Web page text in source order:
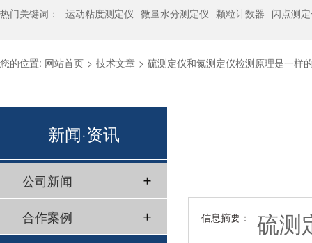
热门关键词： 运动粘度测定仪 微量水分测定仪 颗粒计数器 闪点测
您的位置: 网站首页 > 技术文章 > 硫测定仪和氮测定仪检测原理是一样
信息摘要：
硫测
新闻·资讯
公司新闻
合作案例